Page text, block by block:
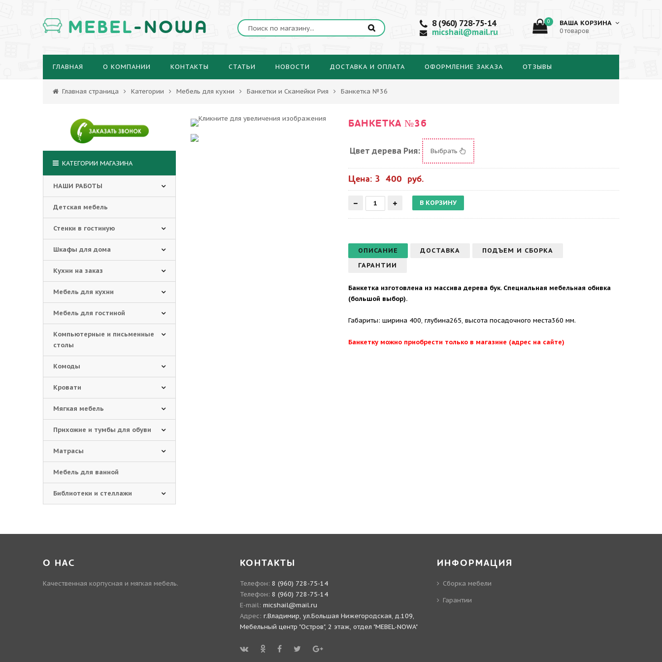
MEBEL-NOWA
8 (960) 728-75-14
micshail@mail.ru
0 ВАША КОРЗИНА
0 товаров
ГЛАВНАЯ О КОМПАНИИ КОНТАКТЫ СТАТЬИ НОВОСТИ ДОСТАВКА И ОПЛАТА ОФОРМЛЕНИЕ ЗАКАЗА ОТЗЫВЫ
Главная страница Категории Мебель для кухни Банкетки и Скамейки Рия Банкетка №36
БАНКЕТКА №36
Цвет дерева Рия: Выбрать
Цена: 3 400 руб.
ОПИСАНИЕ ДОСТАВКА
ПОДЪЕМ И СБОРКА
ГАРАНТИИ
Банкетка изготовлена из массива дерева бук. Специальная мебельная обивка
(большой выбор).
Габариты: ширина 400, глубина265, высота посадочного места360 мм.
Банкетку можно приобрести только в магазине (адрес на сайте)
КАТЕГОРИИ МАГАЗИНА
НАШИ РАБОТЫ
Детская мебель
Стенки в гостиную
Шкафы для дома
Кухни на заказ
Мебель для кухни
Мебель для гостиной
Компьютерные и письменные
столы
Комоды
Кровати
Мягкая мебель
Прихожие и тумбы для обуви
Матрасы
Мебель для ванной
Библиотеки и стеллажи
О НАС
Качественная корпусная и мягкая мебель.
КОНТАКТЫ
Телефон: 8 (960) 728-75-14
Телефон: 8 (960) 728-75-14
E-mail: micshail@mail.ru
Адрес: г.Владимир, ул.Большая Нижегородская, д.109,
Мебельный центр "Остров", 2 этаж, отдел "MEBEL-NOWA"
ИНФОРМАЦИЯ
Сборка мебели
Гарантии